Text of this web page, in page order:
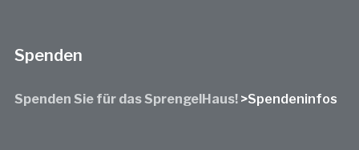
Spenden
Spenden Sie für das SprengelHaus! >Spendeninfos